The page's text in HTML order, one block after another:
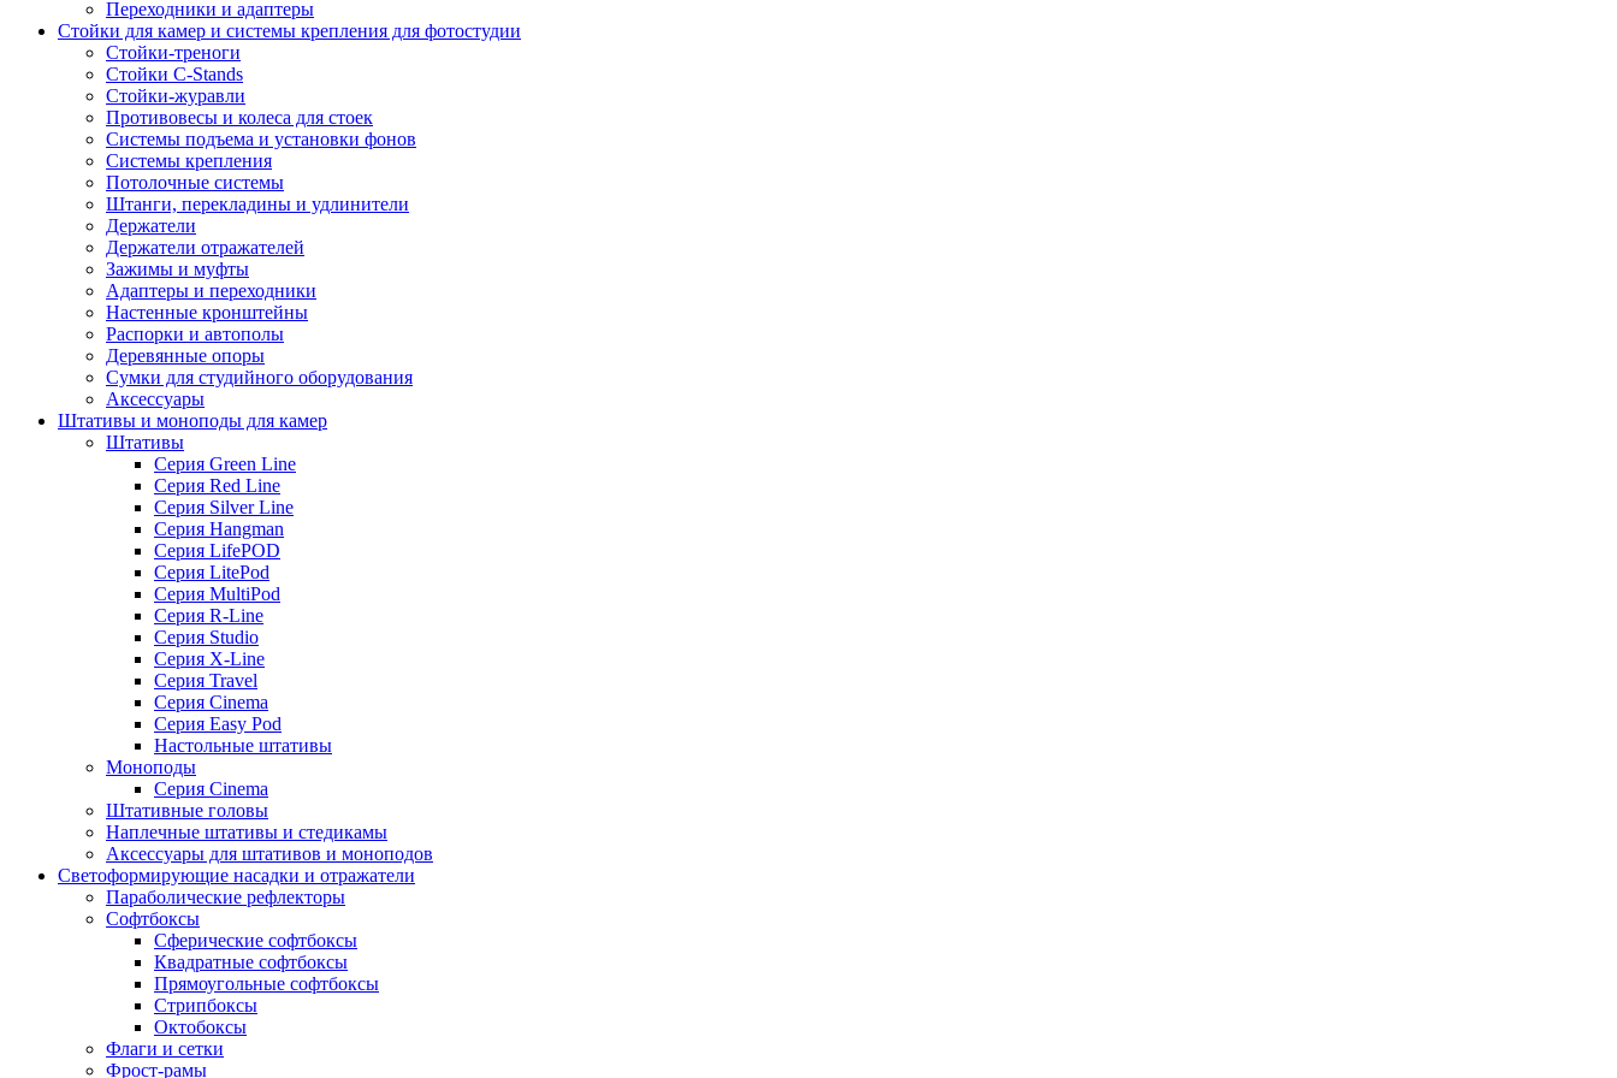
Переходники и адаптеры
Стойки для камер и системы крепления для фотостудии
Стойки-треноги
Стойки C-Stands
Стойки-журавли
Противовесы и колеса для стоек
Системы подъема и установки фонов
Системы крепления
Потолочные системы
Штанги, перекладины и удлинители
Держатели
Держатели отражателей
Зажимы и муфты
Адаптеры и переходники
Настенные кронштейны
Распорки и автополы
Деревянные опоры
Сумки для студийного оборудования
Аксессуары
Штативы и моноподы для камер
Штативы
Серия Green Line
Серия Red Line
Серия Silver Line
Серия Hangman
Серия LifePOD
Серия LitePod
Серия MultiPod
Серия R-Line
Серия Studio
Серия X-Line
Серия Travel
Серия Cinema
Серия Easy Pod
Настольные штативы
Моноподы
Серия Cinema
Штативные головы
Наплечные штативы и стедикамы
Аксессуары для штативов и моноподов
Светоформирующие насадки и отражатели
Параболические рефлекторы
Софтбоксы
Сферические софтбоксы
Квадратные софтбоксы
Прямоугольные софтбоксы
Стрипбоксы
Октобоксы
Флаги и сетки
Фрост-рамы